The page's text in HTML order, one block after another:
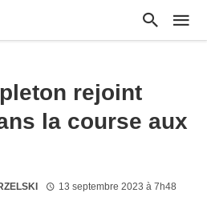
rejoint
la course aux
13 septembre 2023 à 7h48